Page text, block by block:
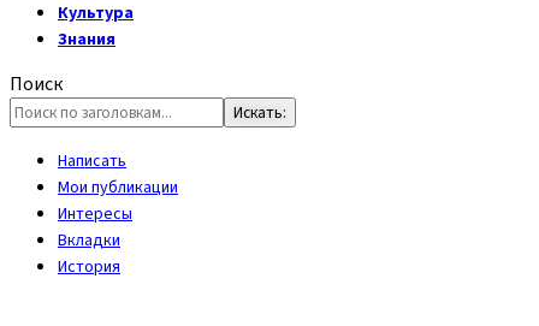
Культура
Знания
Поиск
Написать
Мои публикации
Интересы
Вкладки
История